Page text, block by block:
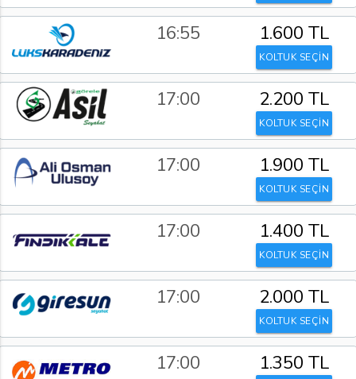
16:55 1.600 TL
KOLTUK SEÇİN
17:00 2.200 TL
KOLTUK SEÇİN
17:00 1.900 TL
KOLTUK SEÇİN
17:00 1.400 TL
KOLTUK SEÇİN
17:00 2.000 TL
KOLTUK SEÇİN
17:00 1.350 TL